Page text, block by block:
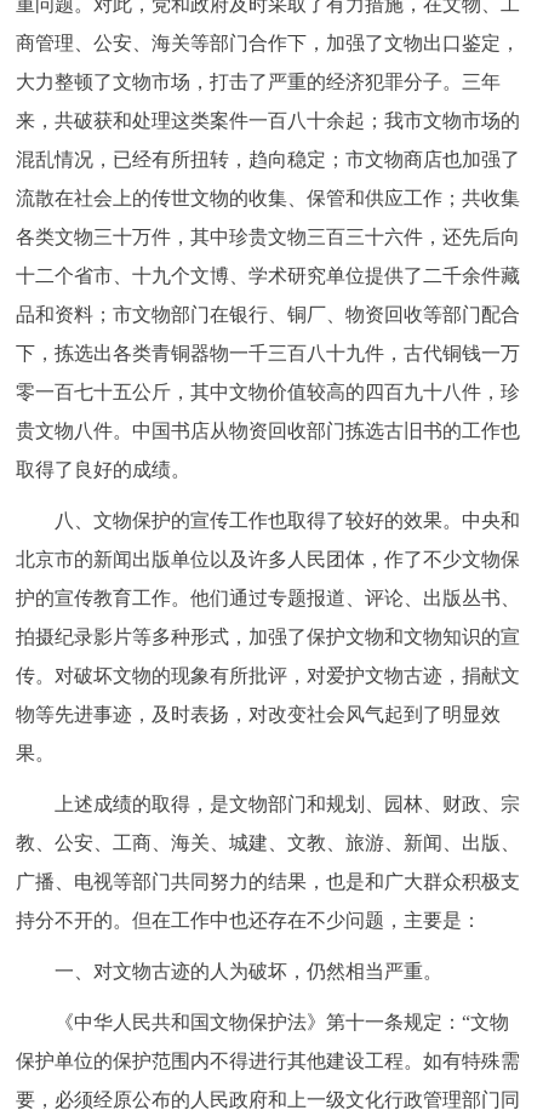
重问题。对此，党和政府及时采取了有力措施，在文物、工
商管理、公安、海关等部门合作下，加强了文物出口鉴定，
大力整顿了文物市场，打击了严重的经济犯罪分子。三年
来，共破获和处理这类案件一百八十余起；我市文物市场的
混乱情况，已经有所扭转，趋向稳定；市文物商店也加强了
流散在社会上的传世文物的收集、保管和供应工作；共收集
各类文物三十万件，其中珍贵文物三百三十六件，还先后向
十二个省市、十九个文博、学术研究单位提供了二千余件藏
品和资料；市文物部门在银行、铜厂、物资回收等部门配合
下，拣选出各类青铜器物一千三百八十九件，古代铜钱一万
零一百七十五公斤，其中文物价值较高的四百九十八件，珍
贵文物八件。中国书店从物资回收部门拣选古旧书的工作也
取得了良好的成绩。
八、文物保护的宣传工作也取得了较好的效果。中央和
北京市的新闻出版单位以及许多人民团体，作了不少文物保
护的宣传教育工作。他们通过专题报道、评论、出版丛书、
拍摄纪录影片等多种形式，加强了保护文物和文物知识的宣
传。对破坏文物的现象有所批评，对爱护文物古迹，捐献文
物等先进事迹，及时表扬，对改变社会风气起到了明显效
果。
上述成绩的取得，是文物部门和规划、园林、财政、宗
教、公安、工商、海关、城建、文教、旅游、新闻、出版、
广播、电视等部门共同努力的结果，也是和广大群众积极支
持分不开的。但在工作中也还存在不少问题，主要是：
一、对文物古迹的人为破坏，仍然相当严重。
《中华人民共和国文物保护法》第十一条规定：“文物
保护单位的保护范围内不得进行其他建设工程。如有特殊需
要，必须经原公布的人民政府和上一级文化行政管理部门同